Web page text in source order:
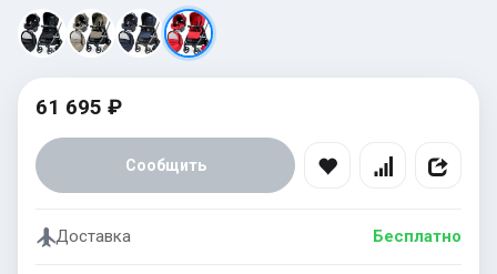
61 695 ₽
Сообщить
Доставка Бесплатно